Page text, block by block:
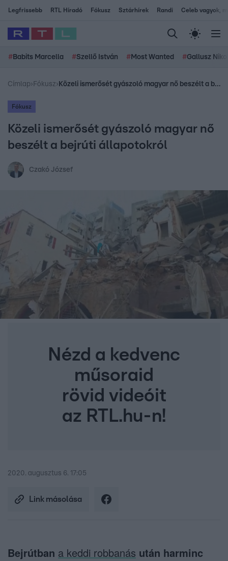
Legfrissebb RTL Híradó Fókusz Sztárhírek Randi Celeb vagyok,
# Babits Marcella #Szellő István # Most Wanted #Gallusz
Címlap› Fókusz› Közeli ismerősét gyászoló magyar nő beszélt a bejrúti állapotokról
Fókusz
Közeli ismerősét gyászoló magyar nő
beszélt a bejrúti állapotokról
Czakó József
Nézd a kedvenc
műsoraid
rövid videóit
az RTL.hu-n!
2020. augusztus 6. 17:05
Link másolása
Bejrútban a keddi robbanás után harminc